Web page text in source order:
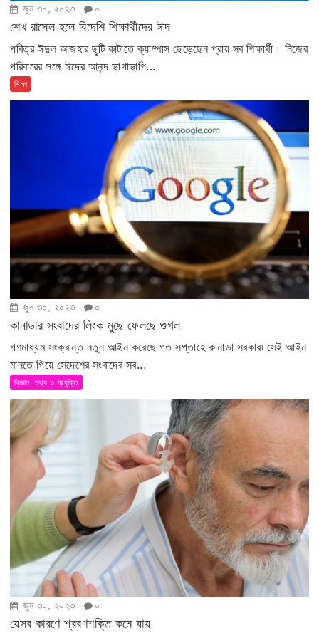
জুন ৩০, ২০২৩ ০
শেখ রাসেল হলে বিদেশি শিক্ষার্থীদের ঈদ
পবিত্র ঈদুল আজহার ছুটি কাটাতে ক্যাম্পাস ছেড়েছেন প্রায় সব শিক্ষার্থী। নিজের
পরিবারের সঙ্গে ঈদের আনন্দ ভাগাভাগি...
শিক্ষা
জুন ৩০, ২০২৩ ০
কানাডার সংবাদের লিংক মুছে ফেলছে গুগল
গণমাধ্যম সংক্রান্ত নতুন আইন করেছে গত সপ্তাহে কানাডা সরকার৷ সেই আইন
মানতে গিয়ে সেদেশের সংবাদের সব...
বিজ্ঞান, তথ্য ও প্রযুক্তি
জুন ৩০, ২০২৩ ০
যেসব কারণে শ্রবণশক্তি কমে যায়